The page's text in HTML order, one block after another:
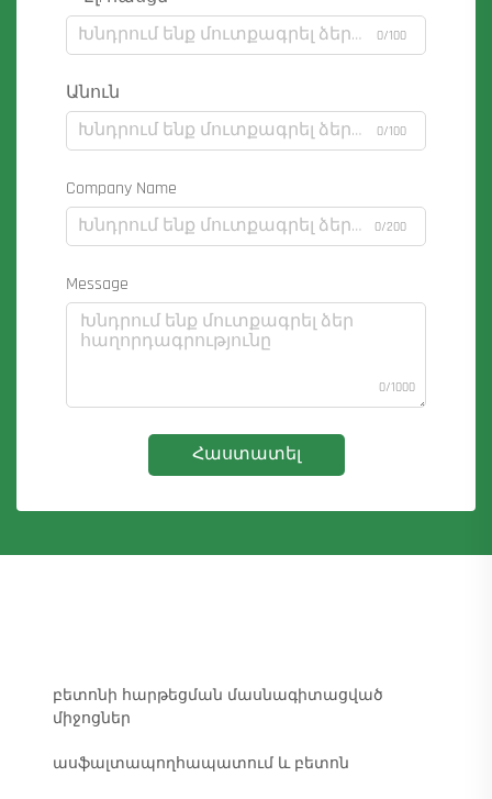
0/100
Անուն
0/100
Company Name
0/200
Message
0/1000
Հաստատել
բետոնի հարթեցման մասնագիտացված
միջոցներ
ասֆալտապողհապատում և բետոն